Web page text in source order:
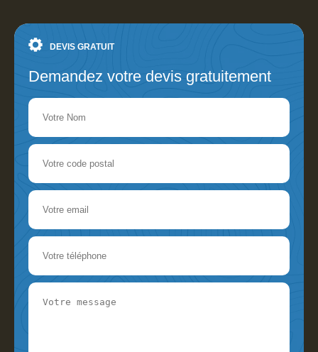
DEVIS GRATUIT
Demandez votre devis gratuitement